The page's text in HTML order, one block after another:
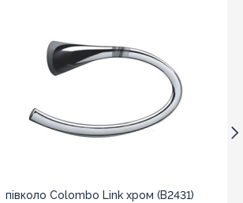
півколо Colombo Link хром (B2431)